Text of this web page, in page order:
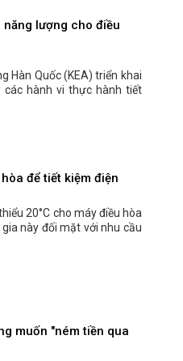
lượng cho điều
Hàn Quốc (KEA) triển khai
hành vi thực hành tiết
để tiết kiệm điện
20°C cho máy điều hòa
này đối mặt với nhu cầu
muốn "ném tiền qua